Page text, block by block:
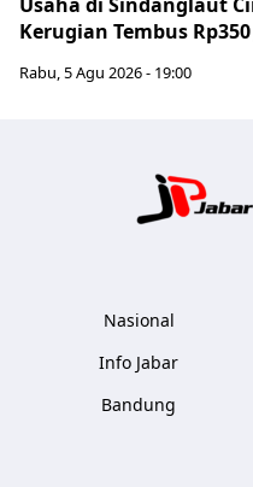
Kerugian Tembus
Rabu, 5 Agu 2026 - 19:00
Nasional
Info Jabar
Bandung